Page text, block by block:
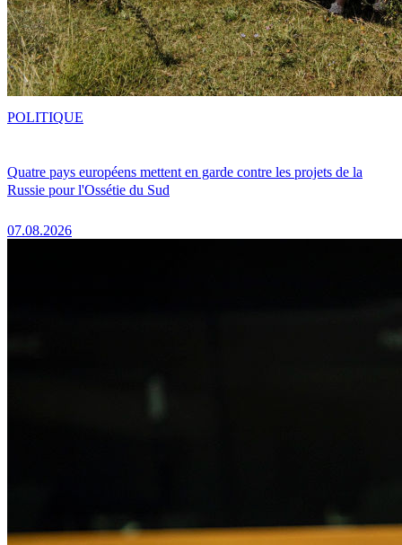
Quatre pays européens mettent en garde contre les projets de la
Russie pour l'Ossétie du Sud
07.08.2026
POLITIQUE